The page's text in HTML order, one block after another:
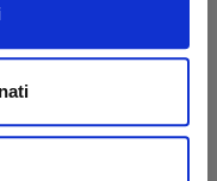
mm
Codice: 42849N
€ 2,65